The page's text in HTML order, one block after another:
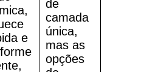
e
de
camada
única,
mas as
opções